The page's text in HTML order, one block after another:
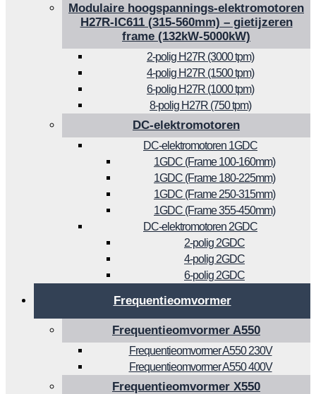
Modulaire hoogspannings-elektromotoren
H27R-IC611 (315-560mm) – gietijzeren
frame (132kW-5000kW)
2-polig H27R (3000 tpm)
4-polig H27R (1500 tpm)
6-polig H27R (1000 tpm)
8-polig H27R (750 tpm)
DC-elektromotoren
DC-elektromotoren 1GDC
1GDC (Frame 100-160mm)
1GDC (Frame 180-225mm)
1GDC (Frame 250-315mm)
1GDC (Frame 355-450mm)
DC-elektromotoren 2GDC
2-polig 2GDC
4-polig 2GDC
6-polig 2GDC
Frequentieomvormer
Frequentieomvormer A550
Frequentieomvormer A550 230V
Frequentieomvormer A550 400V
Frequentieomvormer X550